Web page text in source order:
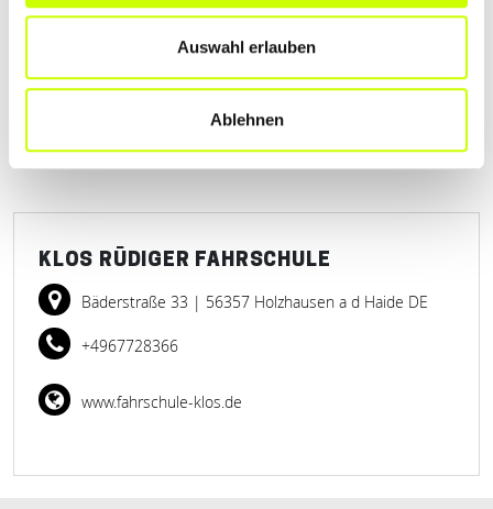
Auswahl erlauben
Ablehnen
www.fahrschule-reeb.de
KLOS RÜDIGER FAHRSCHULE
Bäderstraße 33 | 56357 Holzhausen a d Haide DE
+4967728366
www.fahrschule-klos.de